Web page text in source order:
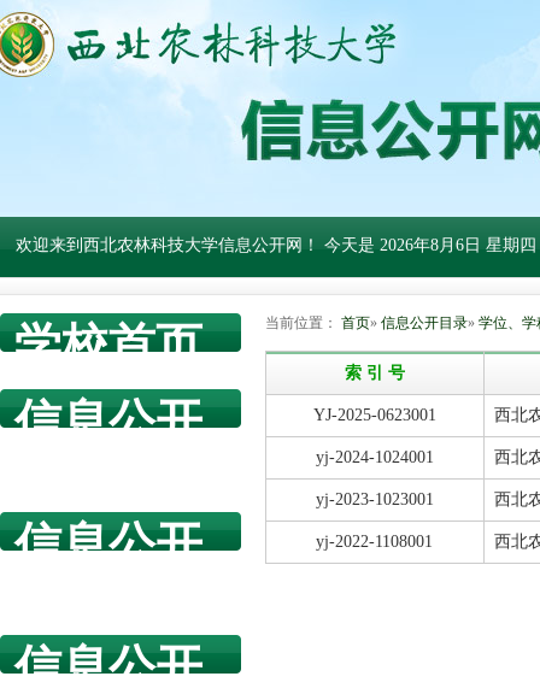
欢迎来到西北农林科技大学信息公开网！ 今天是 2026年8月6日 星期四
学校首页
信息公开
信息公开
信息公开
当前位置： 首页» 信息公开目录» 学位、学
索 引 号
YJ-2025-0623001 西北
yj-2024-1024001 西北
yj-2023-1023001 西北
yj-2022-1108001 西北